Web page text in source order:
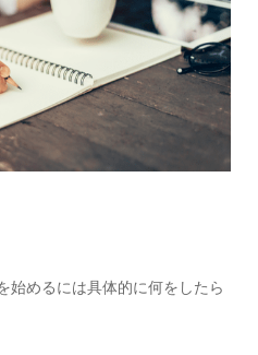
始めるには具体的に何をしたら